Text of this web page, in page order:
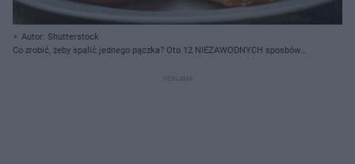
Autor: Shutterstock
Co zrobić, żeby spalić jednego pączka? Oto 12 NIEZAWODNYCH sposbów